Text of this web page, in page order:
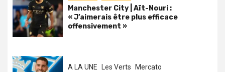
Manchester City | Aït-Nouri :
« J’aimerais être plus efficace
offensivement »
A LA UNE Les Verts Mercato